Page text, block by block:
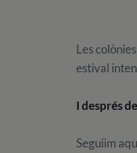
Les
estival
I després
Seguiim